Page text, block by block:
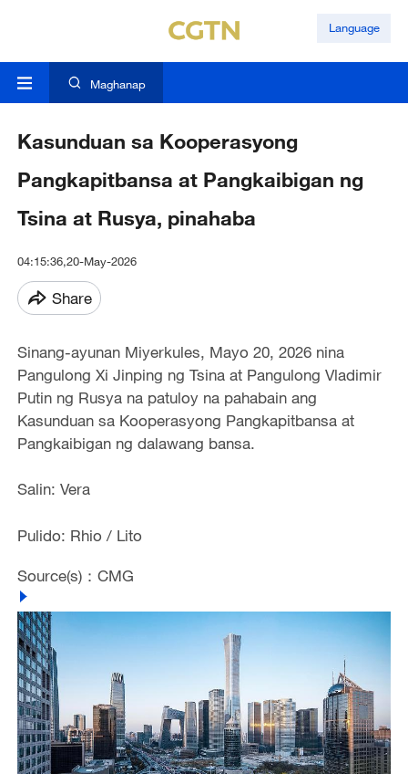
Language
Maghanap
Kasunduan sa Kooperasyong
Pangkapitbansa at Pangkaibigan ng
Tsina at Rusya, pinahaba
04:15:36,20-May-2026
Share
Sinang-ayunan Miyerkules, Mayo 20, 2026 nina
Pangulong Xi Jinping ng Tsina at Pangulong Vladimir
Putin ng Rusya na patuloy na pahabain ang
Kasunduan sa Kooperasyong Pangkapitbansa at
Pangkaibigan ng dalawang bansa.
Salin: Vera
Pulido: Rhio / Lito
Source(s)：CMG